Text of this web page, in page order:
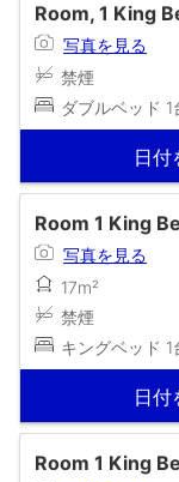
Room, 1 King
写真を見る
禁煙
ダブルベッド 1
日付
Room 1 King
写真を見る
17m²
禁煙
キングベッド 1
日付
Room 1 King